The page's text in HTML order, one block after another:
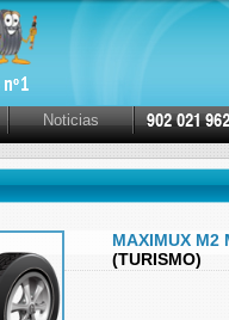
Noticias
MAXIMUX M2
(TURISMO)